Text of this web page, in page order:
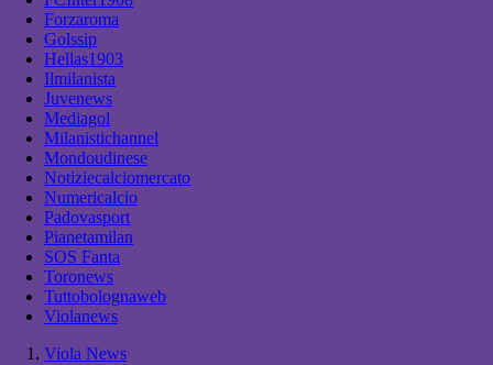
Forzaroma
Golssip
Hellas1903
Ilmilanista
Juvenews
Mediagol
Milanistichannel
Mondoudinese
Notiziecalciomercato
Numericalcio
Padovasport
Pianetamilan
SOS Fanta
Toronews
Tuttobolognaweb
Violanews
Viola News